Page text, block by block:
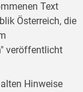
Text
Österreich, die
veröffentlicht
Hinweise